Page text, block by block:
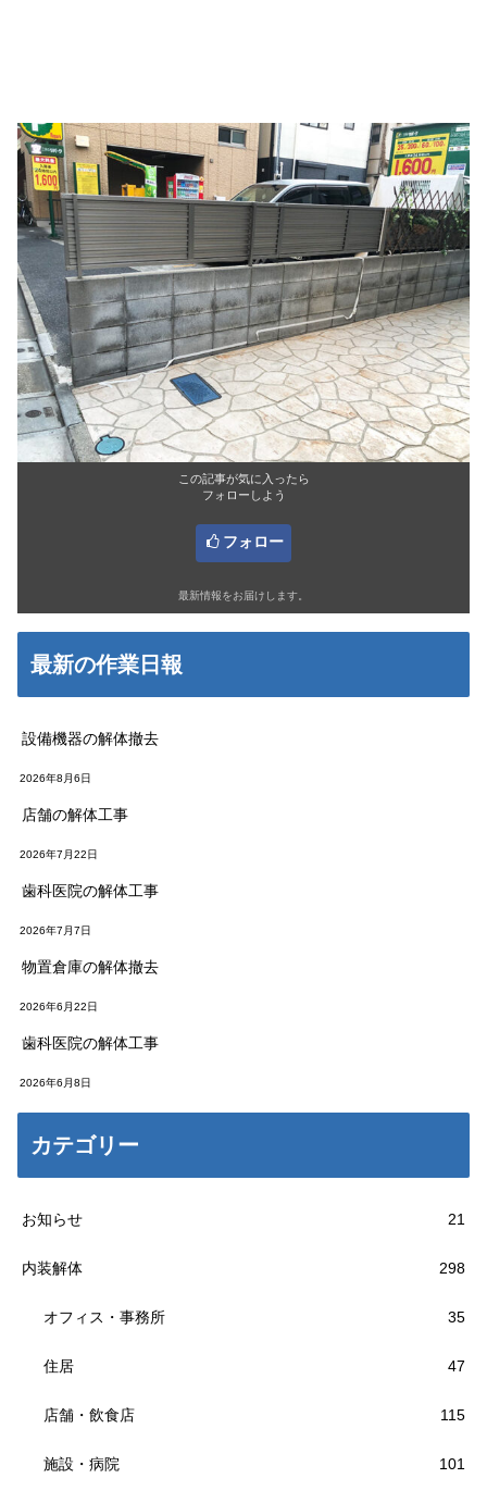
この記事が気に入ったら
フォローしよう
フォロー
最新情報をお届けします。
最新の作業日報
設備機器の解体撤去
2026年8月6日
店舗の解体工事
2026年7月22日
歯科医院の解体工事
2026年7月7日
物置倉庫の解体撤去
2026年6月22日
歯科医院の解体工事
2026年6月8日
カテゴリー
お知らせ 21
内装解体 298
オフィス・事務所 35
住居 47
店舗・飲食店 115
施設・病院 101